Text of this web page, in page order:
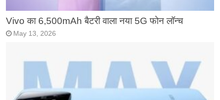
Vivo का 6,500mAh बैटरी वाला नया 5G फोन लॉन्च
May 13, 2026